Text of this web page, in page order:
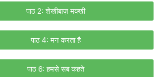
पाठ 2: शेखीबाज़ मक्खी
पाठ 4: मन करता है
पाठ 6: हमसे सब कहते